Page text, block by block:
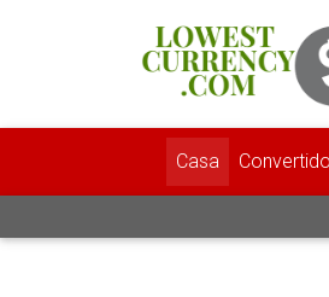
Casa